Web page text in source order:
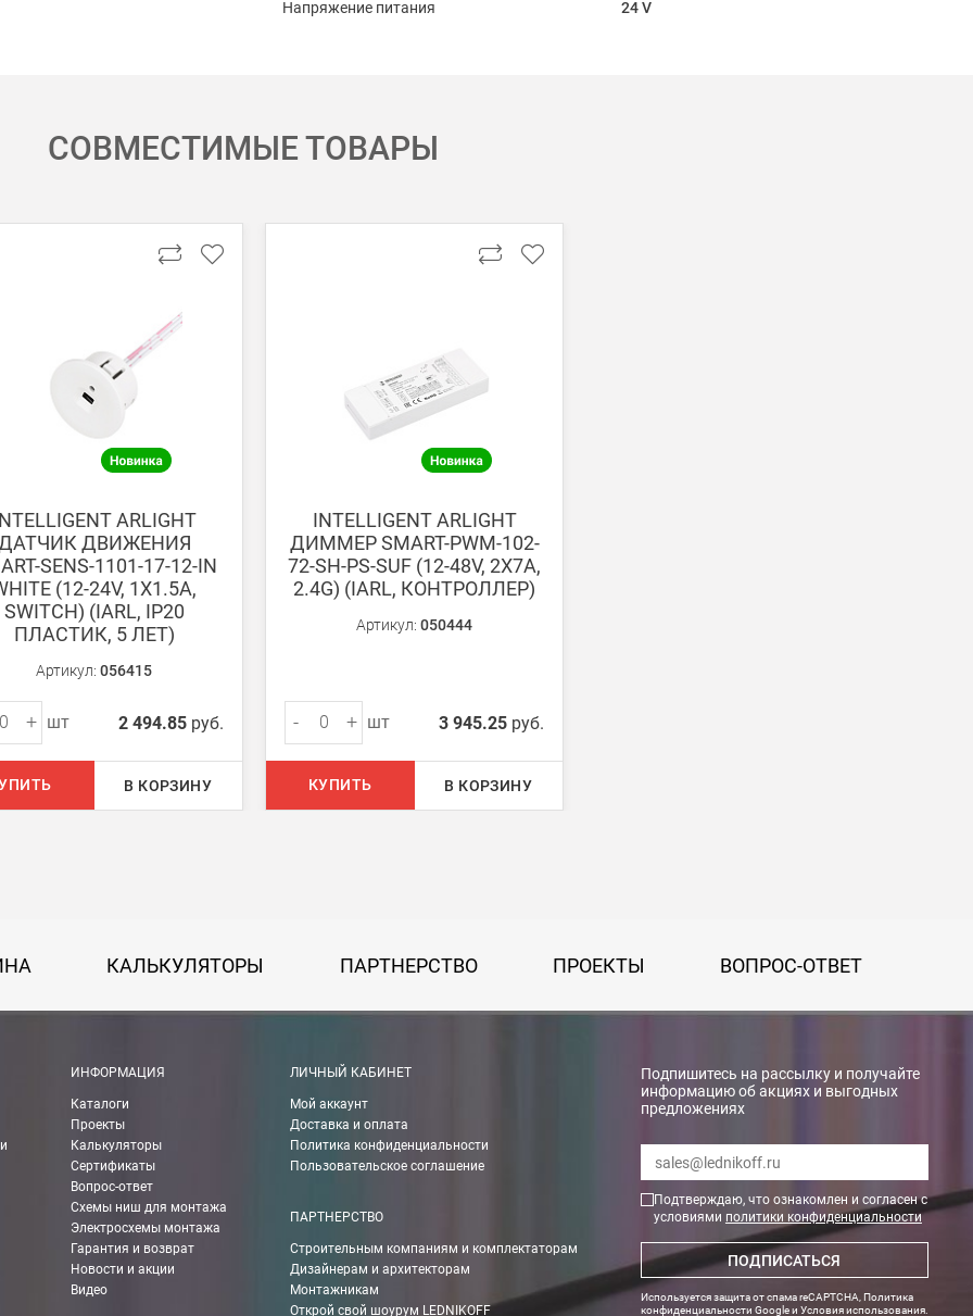
Напряжение питания
24 V
для Москвы, Московской области и Санкт-Петербурга.
в любом удобном Вам банке.
для уточнения даты доставки. Обратите внимание, что деньги поступают на наш счет в течении 3-5 дней.
из нашихмагазинов
Boxberry. При оформлении заказа выберете «Доставка Boxberry»
в другие города России.
ТК 750 руб.
СОВМЕСТИМЫЕ ТОВАРЫ
ARLIGHT
ДВИЖЕНИЯ
SENS-1101-17-12-IN
(12-24V, 1X1.5A,
SWITCH) (IARL, IP20
ПЛАСТИК, 5 ЛЕТ)
Артикул: 056415
+ шт 2 494.85 руб.
В КОРЗИНУ
INTELLIGENT ARLIGHT
ДИММЕР SMART-PWM-102-
72-SH-PS-SUF (12-48V, 2X7A,
2.4G) (IARL, КОНТРОЛЛЕР)
Артикул: 050444
- + шт 3 945.25 руб.
КУПИТЬ В КОРЗИНУ
КАЛЬКУЛЯТОРЫ ПАРТНЕРСТВО ПРОЕКТЫ ВОПРОС-ОТВЕТ
ИНФОРМАЦИЯ
Каталоги
Проекты
Калькуляторы
Сертификаты
Вопрос-ответ
Схемы ниш для монтажа
Электросхемы монтажа
Гарантия и возврат
Новости и акции
Видео
ЛИЧНЫЙ КАБИНЕТ
Мой аккаунт
Доставка и оплата
Политика конфиденциальности
Пользовательское соглашение
ПАРТНЕРСТВО
Строительным компаниям и комплектаторам
Дизайнерам и архитекторам
Монтажникам
Открой свой шоурум LEDNIKOFF
Подпишитесь на рассылку и получайте
информацию об акциях и выгодных
предложениях
Подтверждаю, что ознакомлен и согласен с
условиями политики конфиденциальности
ПОДПИСАТЬСЯ
Используется защита от спама reCAPTCHA, Политика
конфиденциальности Googleи Условия использования.